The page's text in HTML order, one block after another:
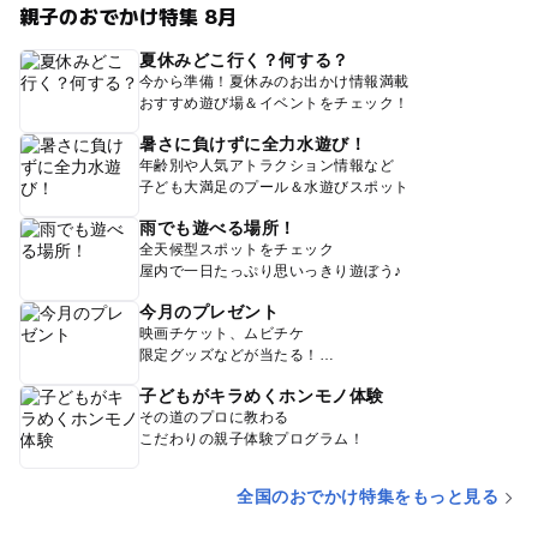
親子のおでかけ特集 8月
夏休みどこ行く？何する？
今から準備！夏休みのお出かけ情報満載
おすすめ遊び場＆イベントをチェック！
暑さに負けずに全力水遊び！
年齢別や人気アトラクション情報など
子ども大満足のプール＆水遊びスポット
雨でも遊べる場所！
全天候型スポットをチェック
屋内で一日たっぷり思いっきり遊ぼう♪
今月のプレゼント
映画チケット、ムビチケ
限定グッズなどが当たる！
子どもがキラめくホンモノ体験
その道のプロに教わる
こだわりの親子体験プログラム！
全国のおでかけ特集をもっと見る